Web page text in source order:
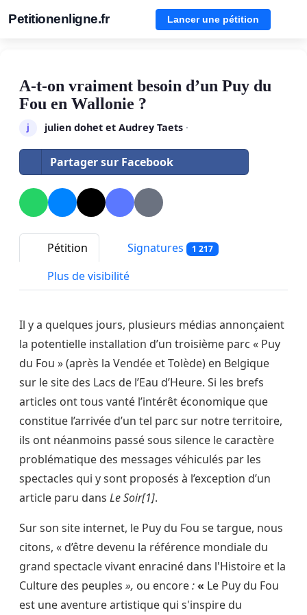
Petitionenligne.fr Lancer une pétition
A-t-on vraiment besoin d’un Puy du
Fou en Wallonie ?
j julien dohet et Audrey Taets·
Partager sur Facebook
Pétition Signatures 1 217
Plus de visibilité
Il y a quelques jours, plusieurs médias annonçaient
la potentielle installation d’un troisième parc « Puy
du Fou » (après la Vendée et Tolède) en Belgique
sur le site des Lacs de l’Eau d’Heure. Si les brefs
articles ont tous vanté l’intérêt économique que
constitue l’arrivée d’un tel parc sur notre territoire,
ils ont néanmoins passé sous silence le caractère
problématique des messages véhiculés par les
spectacles qui y sont proposés à l’exception d’un
article paru dans Le Soir[1].
Sur son site internet, le Puy du Fou se targue, nous
citons, « d’être devenu la référence mondiale du
grand spectacle vivant enraciné dans l'Histoire et la
Culture des peuples », ou encore:« Le Puy du Fou
est une aventure artistique qui s'inspire du